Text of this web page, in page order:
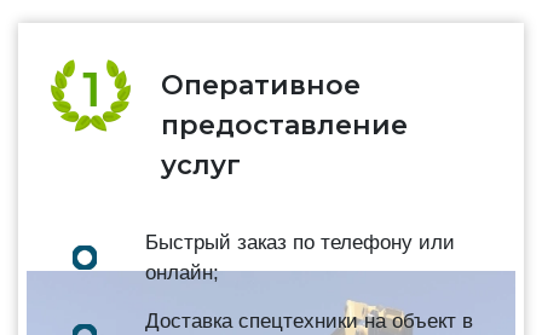
Оперативное
предоставление
услуг
Быстрый заказ по телефону или
онлайн;
Доставка спецтехники на объект в